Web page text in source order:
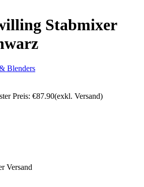
Stabmixer
Blenders
Preis: €87.90(exkl. Versand)
Versand